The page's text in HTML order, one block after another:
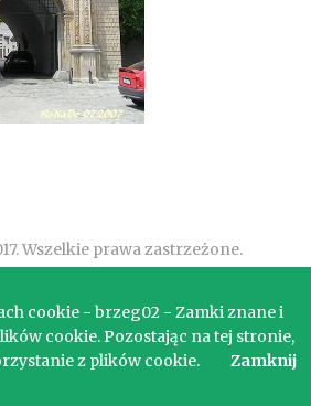
Wszelkie prawa zastrzeżone.
cookie - brzeg02 - Zamki znane i
cookie. Pozostając na tej stronie,
z plików cookie.
Zamknij